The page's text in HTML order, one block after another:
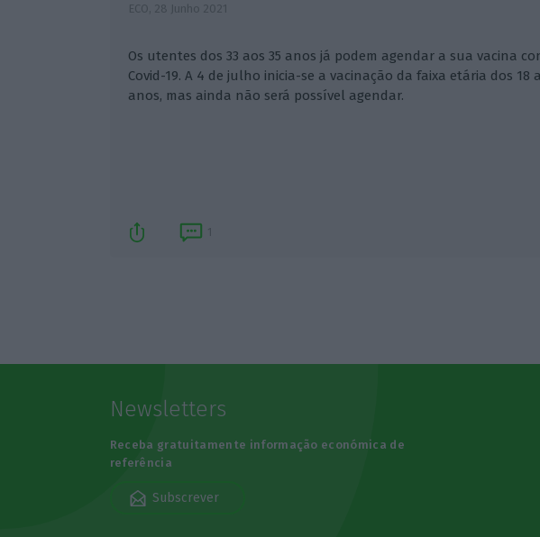
ECO, 28 Junho 2021
Os utentes dos 33 aos 35 anos já podem agendar a sua vacina
Covid-19. A 4 de julho inicia-se a vacinação da faixa etária dos 18
anos, mas ainda não será possível agendar.
1
Newsletters
Receba gratuitamente informação económica de
referência
Subscrever